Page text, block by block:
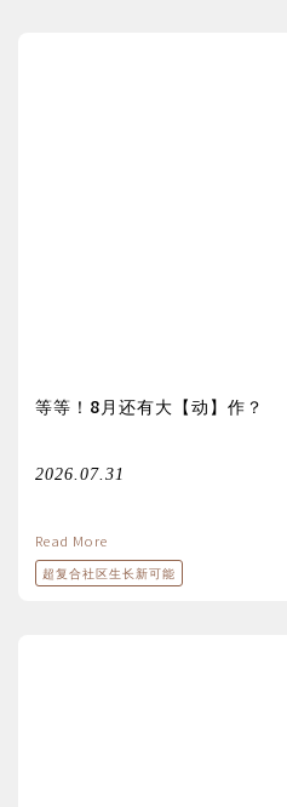
等等！8月还有大【动】作？
2026.07.31
Read More
超复合社区生长新可能